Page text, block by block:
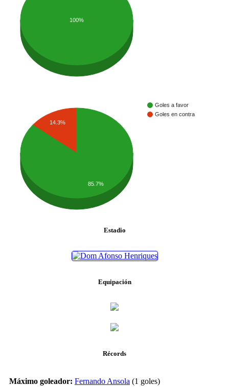
100%
Goles a favor
Goles en contra
14.3%
85.7%
Estadio
Equipación
Récords
Máximo goleador: Fernando Ansola (1 goles)